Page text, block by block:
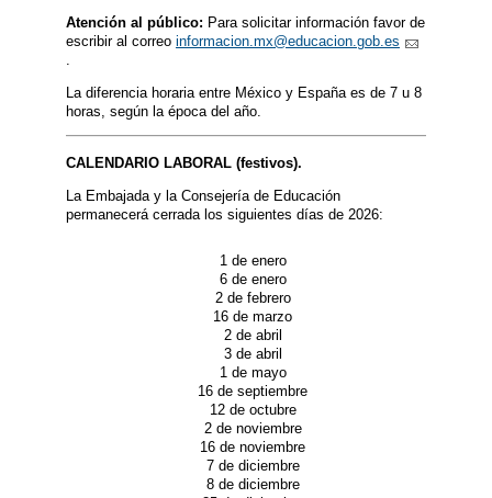
Atención al público: Para solicitar información favor de
escribir al correo informacion.mx@educacion.gob.es
.
La diferencia horaria entre México y España es de 7 u 8
horas, según la época del año.
CALENDARIO LABORAL (festivos).
La Embajada y la Consejería de Educación
permanecerá cerrada los siguientes días de 2026:
1 de enero
6 de enero
2 de febrero
16 de marzo
2 de abril
3 de abril
1 de mayo
16 de septiembre
12 de octubre
2 de noviembre
16 de noviembre
7 de diciembre
8 de diciembre